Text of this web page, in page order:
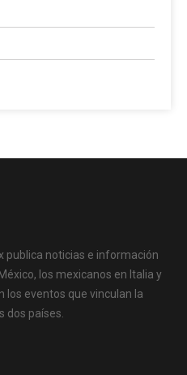
publica noticias e información
los mexicanos en Italia y
los eventos que vinculan la
dos países.